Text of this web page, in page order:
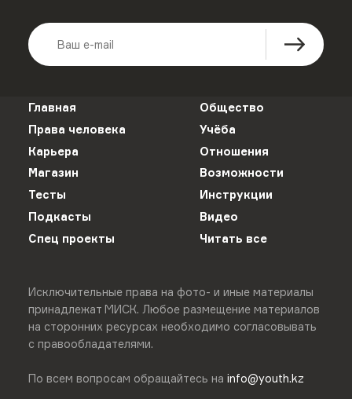
Главная
Общество
Права человека
Учёба
Карьера
Отношения
Магазин
Возможности
Тесты
Инструкции
Подкасты
Видео
Спец проекты
Читать все
Исключительные права на фото- и иные материалы
принадлежат МИСК. Любое размещение материалов
на сторонних ресурсах необходимо согласовывать
с правообладателями.
По всем вопросам обращайтесь на info@youth.kz